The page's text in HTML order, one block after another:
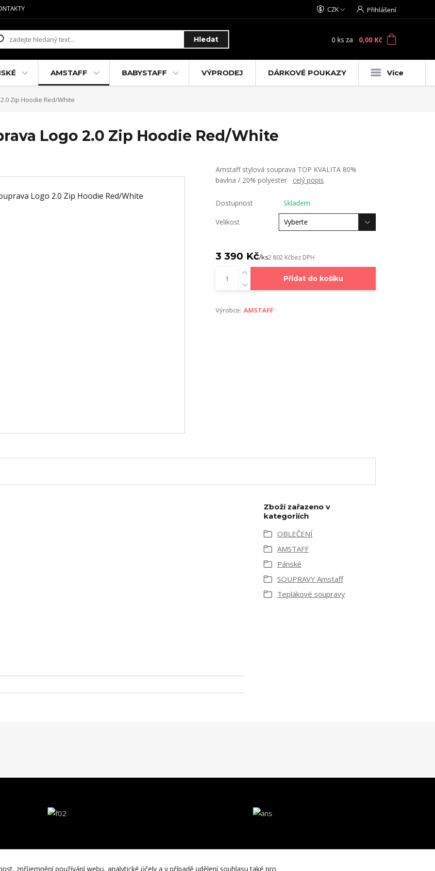
CZK Přihlášení
Hledat 0 ks za 0,00 Kč
AMSTAFF BABYSTAFF VÝPRODEJ DÁRKOVÉ POUKAZY Více
Zip Hoodie Red/White
Logo 2.0 Zip Hoodie Red/White
Amstaff stylová souprava TOP KVALITA 80%
bavlna / 20% polyester celý popis
Dostupnost Skladem
Velikost
3 390 Kč/ks2 802 Kčbez DPH
Přidat do košíku
Výrobce: AMSTAFF
Zboží zařazeno v
kategoriích
OBLEČENÍ
AMSTAFF
Pánské
SOUPRAVY Amstaff
Teplákové soupravy
zpříjemnění používání webu, analytické účely a v případě udělení souhlasu také pro